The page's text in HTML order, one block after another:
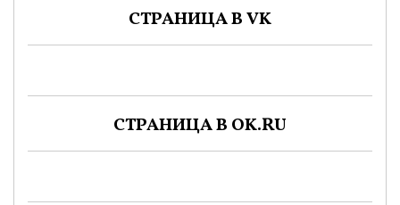
СТРАНИЦА В VK
СТРАНИЦА В OK.RU